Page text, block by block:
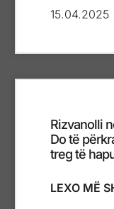
15.04.2025
Rizvanolli
Do të
treg të
LEXO MË